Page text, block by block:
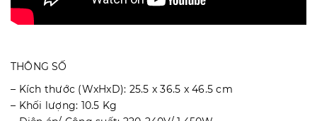
THÔNG SỐ
– Kích thước (WxHxD): 25.5 x 36.5 x 46.5 cm
– Khối lượng: 10.5 Kg